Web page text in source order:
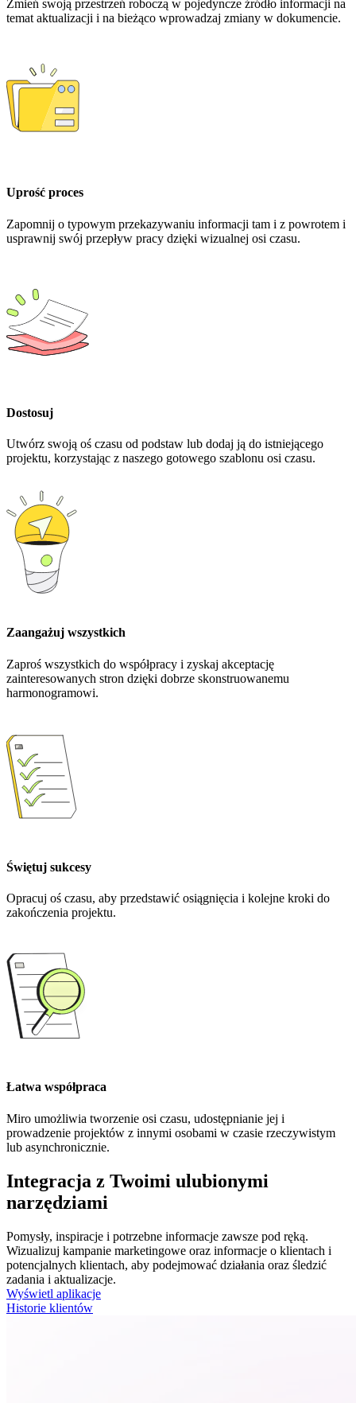
Zmień swoją przestrzeń roboczą w pojedyncze źródło informacji na
temat aktualizacji i na bieżąco wprowadzaj zmiany w dokumencie.
Uprość proces
Zapomnij o typowym przekazywaniu informacji tam i z powrotem i
usprawnij swój przepływ pracy dzięki wizualnej osi czasu.
Dostosuj
Utwórz swoją oś czasu od podstaw lub dodaj ją do istniejącego
projektu, korzystając z naszego gotowego szablonu osi czasu.
Zaangażuj wszystkich
Zaproś wszystkich do współpracy i zyskaj akceptację
zainteresowanych stron dzięki dobrze skonstruowanemu
harmonogramowi.
Świętuj sukcesy
Opracuj oś czasu, aby przedstawić osiągnięcia i kolejne kroki do
zakończenia projektu.
Łatwa współpraca
Miro umożliwia tworzenie osi czasu, udostępnianie jej i
prowadzenie projektów z innymi osobami w czasie rzeczywistym
lub asynchronicznie.
Integracja z Twoimi ulubionymi
narzędziami
Pomysły, inspiracje i potrzebne informacje zawsze pod ręką.
Wizualizuj kampanie marketingowe oraz informacje o klientach i
potencjalnych klientach, aby podejmować działania oraz śledzić
zadania i aktualizacje.
Wyświetl aplikacje
Historie klientów